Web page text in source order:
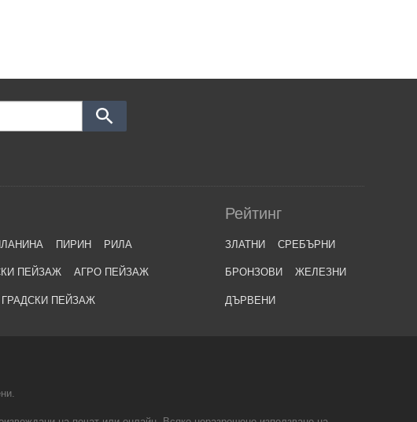
ПИРИН РИЛА
ПЕЙЗАЖ АГРО ПЕЙЗАЖ
ГРАДСКИ ПЕЙЗАЖ
Рейтинг
ЗЛАТНИ СРЕБЪРНИ
БРОНЗОВИ ЖЕЛЕЗНИ
ДЪРВЕНИ